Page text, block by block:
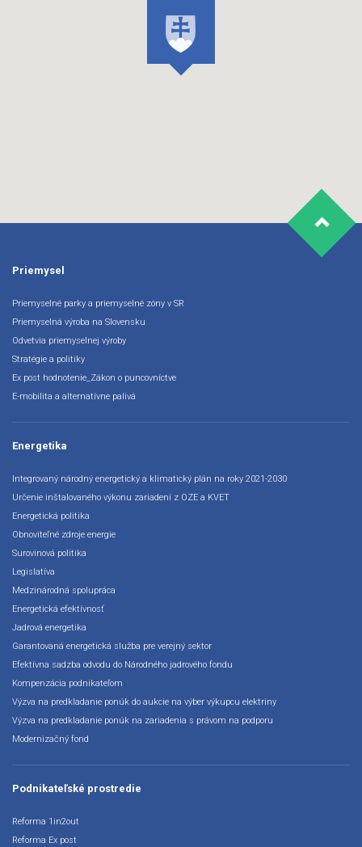
Priemysel
Priemyselné parky a priemyselné zóny v SR
Priemyselná výroba na Slovensku
Odvetvia priemyselnej výroby
Stratégie a politiky
Ex post hodnotenie_Zákon o puncovníctve
E-mobilita a alternatívne palivá
Energetika
Integrovaný národný energetický a klimatický plán na roky 2021-2030
Určenie inštalovaného výkonu zariadení z OZE a KVET
Energetická politika
Obnoviteľné zdroje energie
Surovinová politika
Legislatíva
Medzinárodná spolupráca
Energetická efektívnosť
Jadrová energetika
Garantovaná energetická služba pre verejný sektor
Efektívna sadzba odvodu do Národného jadrového fondu
Kompenzácia podnikateľom
Výzva na predkladanie ponúk do aukcie na výber výkupcu elektriny
Výzva na predkladanie ponúk na zariadenia s právom na podporu
Modernizačný fond
Podnikateľské prostredie
Reforma 1in2out
Reforma Ex post